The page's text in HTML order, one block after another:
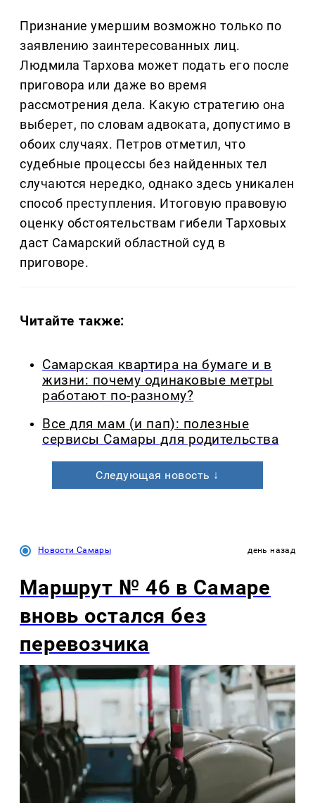
Признание умершим возможно только по
заявлению заинтересованных лиц.
Людмила Тархова может подать его после
приговора или даже во время
рассмотрения дела. Какую стратегию она
выберет, по словам адвоката, допустимо в
обоих случаях. Петров отметил, что
судебные процессы без найденных тел
случаются нередко, однако здесь уникален
способ преступления. Итоговую правовую
оценку обстоятельствам гибели Тарховых
даст Самарский областной суд в
приговоре.
Читайте также:
Самарская квартира на бумаге и в
жизни: почему одинаковые метры
работают по-разному?
Все для мам (и пап): полезные
сервисы Самары для родительства
Следующая новость ↓
Новости Самары день назад
Маршрут № 46 в Самаре
вновь остался без
перевозчика